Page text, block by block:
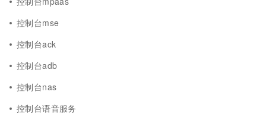
控制台mse
控制台ack
控制台adb
控制台nas
控制台语音服务